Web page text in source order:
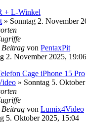
+ L-Winkel
» Sonntag 2. November
Beitrag von PentaxPit
2. November 2025, 19:06
Cage iPhone 15 Pro
» Sonntag 5.
Beitrag von Lumix4Video
5. Oktober 2025, 15:04